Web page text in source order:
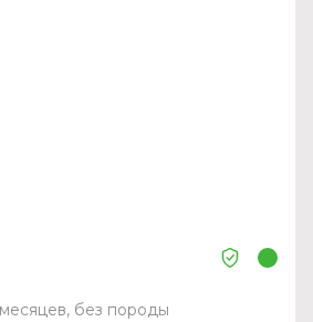
без породы